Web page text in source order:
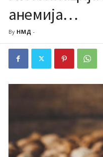
анемија…
By НМД -